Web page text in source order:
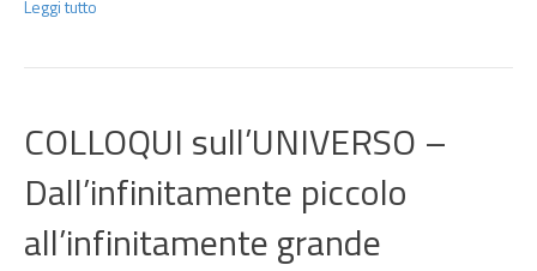
Leggi tutto
COLLOQUI sull’UNIVERSO –
Dall’infinitamente piccolo
all’infinitamente grande